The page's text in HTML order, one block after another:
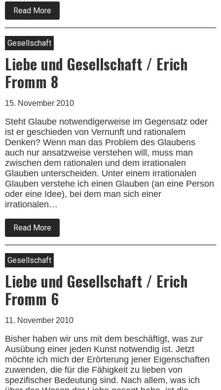
Read More
Phiosophische
Gedanken
Liebe
Gesellschaft
Liebe und Gesellschaft / Erich
Fromm 8
15. November 2010
Steht Glaube notwendigerweise im Gegensatz oder
ist er geschieden von Vernunft und rationalem
Denken? Wenn man das Problem des Glaubens
auch nur ansatzweise ver­stehen will, muss man
zwischen dem rationalen und dem ir­rationalen
Glauben unterscheiden. Unter einem irrationa­len
Glauben verstehe ich einen Glauben (an eine Person
oder eine Idee), bei dem man sich einer
irrationalen…
Read More
Liebe
und
/
Erich
Fromm
8
Gesellschaft
Liebe und Gesellschaft / Erich
Fromm 6
11. November 2010
Bisher haben wir uns mit dem beschäftigt, was zur
Aus­übung einer jeden Kunst notwendig ist. Jetzt
möchte ich mich der Erörterung jener Eigenschaften
zuwenden, die für die Fähigkeit zu lieben von
spezifischer Bedeutung sind. Nach allem, was ich